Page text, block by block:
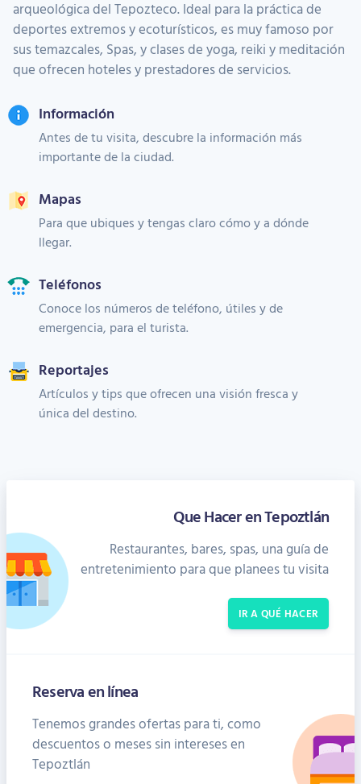
arqueológica del Tepozteco. Ideal para la práctica de
deportes extremos y ecoturísticos, es muy famoso por
sus temazcales, Spas, y clases de yoga, reiki y meditación
que ofrecen hoteles y prestadores de servicios.
Información
Antes de tu visita, descubre la información más
importante de la ciudad.
Mapas
Para que ubiques y tengas claro cómo y a dónde
llegar.
Teléfonos
Conoce los números de teléfono, útiles y de
emergencia, para el turista.
Reportajes
Artículos y tips que ofrecen una visión fresca y
única del destino.
Que Hacer en Tepoztlán
Restaurantes, bares, spas, una guía de
entretenimiento para que planees tu visita
IR A QUÉ HACER
Reserva en línea
Tenemos grandes ofertas para ti, como
descuentos o meses sin intereses en
Tepoztlán